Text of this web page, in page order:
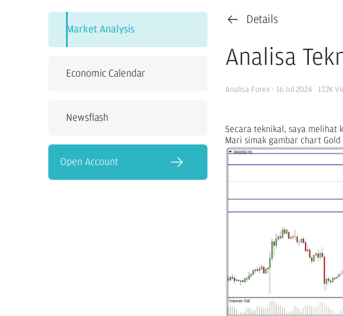
Market Analysis
Economic Calendar
Newsflash
Open Account
Details
Analisa
Analisa Forex · 16 Jul 2024 17.2K
Secara teknikal, saya melihat
Mari simak gambar chart